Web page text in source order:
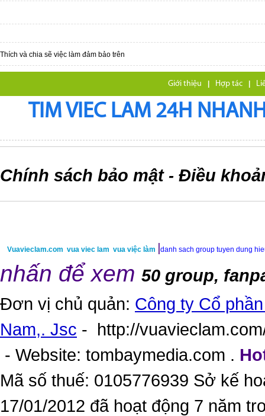
Thích và chia sẽ việc làm đảm bảo trên
Giới thiệu | Hợp tác |
TIM VIEC LAM 24H
Chính sách bảo mật - Điều
Vuavieclam.com vua viec lam vua việc làm |danh sach group tuyen dung
nhấn để xem 50 group,
Đơn vị chủ quản: Công ty Cổ
Nam,. Jsc - http://
- Website: tombaymedia.com .
Mã số thuế: 0105776939 Sở kế
17/01/2012 đã hoạt động 7 năm